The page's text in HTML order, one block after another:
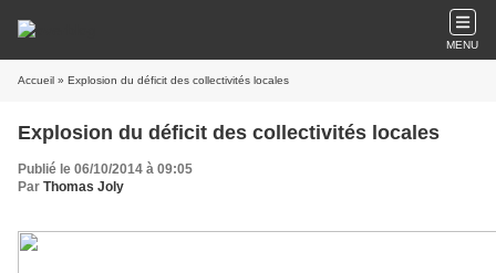
MENU
Accueil » Explosion du déficit des collectivités locales
Explosion du déficit des collectivités locales
Publié le 06/10/2014 à 09:05
Par Thomas Joly